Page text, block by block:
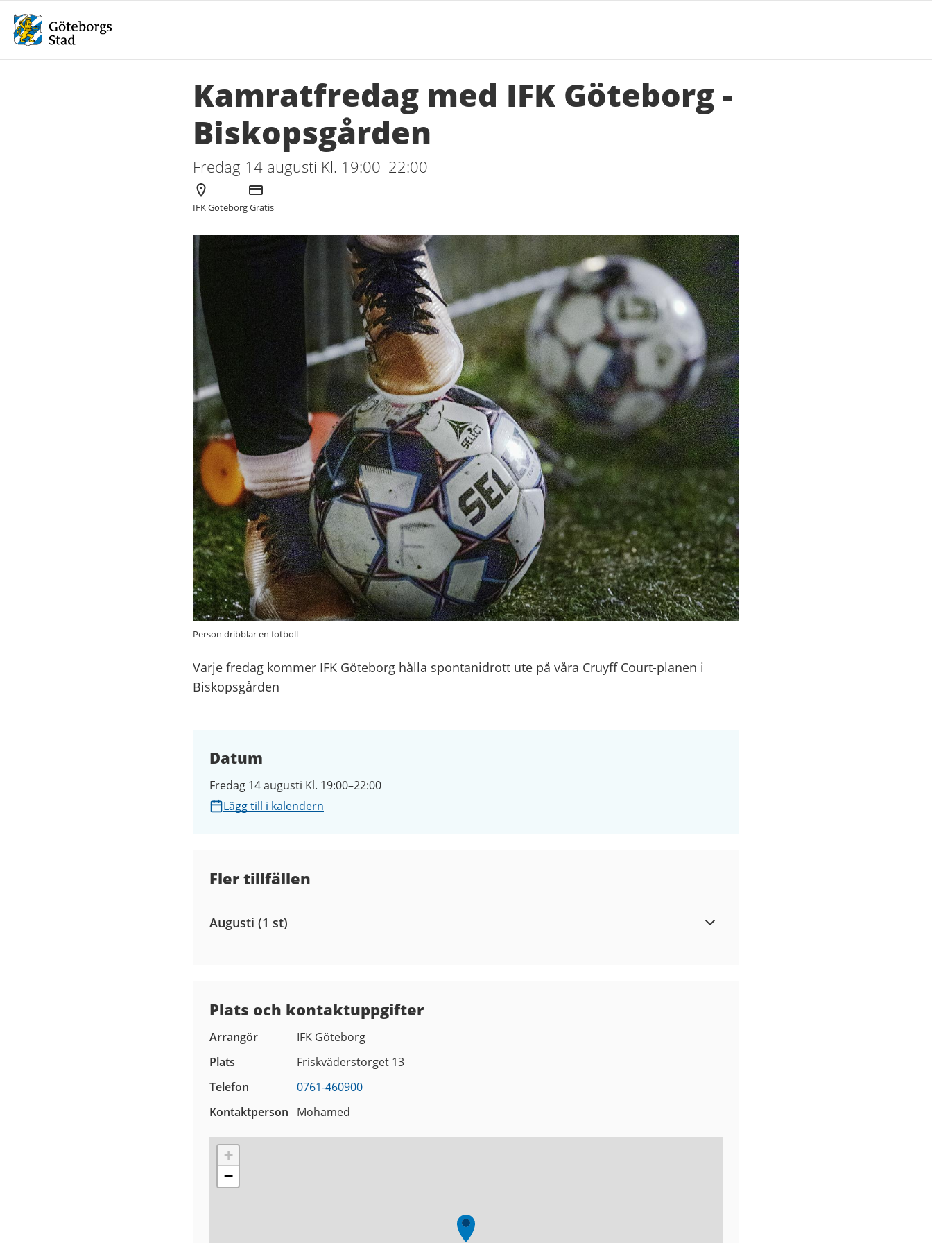
Kamratfredag med IFK Göteborg -
Biskopsgården
Fredag 14 augusti Kl. 19:00–22:00
Arrangör
IFK Göteborg
Kostnad
Gratis
Person dribblar en fotboll
Varje fredag kommer IFK Göteborg hålla spontanidrott ute på våra Cruyff Court-planen i
Biskopsgården
Datum
Fredag 14 augusti Kl. 19:00–22:00
Lägg till i kalendern
Fler tillfällen
Augusti (1 st)
Plats och kontaktuppgifter
Arrangör
IFK Göteborg
Plats
Friskväderstorget 13
Telefon
0761-460900
Kontaktperson
Mohamed
+
−